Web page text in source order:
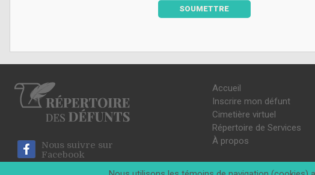
SOUMETTRE
Nous suivre sur
Facebook
Accueil
Inscrire mon défunt
Cimetière virtuel
Répertoire de Services
À propos